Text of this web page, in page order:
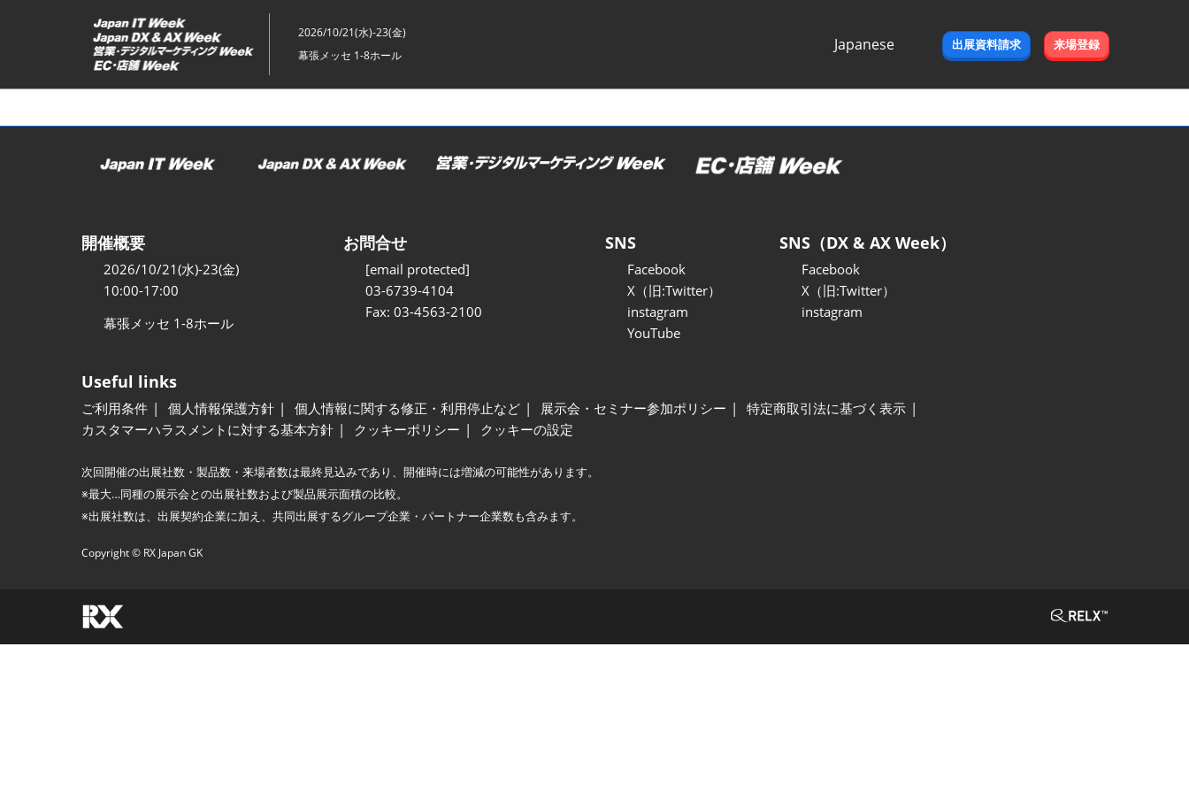
ッ
2026/10/21(水)-23(金)
幕張メッセ 1-8ホール
Japanese
出展資料請求 来場登録
開催概要
2026/10/21(水)-23(金)
10:00-17:00
幕張メッセ 1-8ホール
お問合せ
[email protected]
03-6739-4104
Fax: 03-4563-2100
SNS
Facebook
X（旧:Twitter）
instagram
YouTube
SNS（DX & AX Week）
Facebook
X（旧:Twitter）
instagram
Useful links
ご利用条件 個人情報保護方針 個人情報に関する修正・利用停止など 展示会・セミナー参加ポリシー
特定商取引法に基づく表示
カスタマーハラスメントに対する基本方針
クッキーポリシー クッキーの設定
次回開催の出展社数・製品数・来場者数は最終見込みであり、開催時には増減の可能性があります。
※最大…同種の展示会との出展社数および製品展示面積の比較。
※出展社数は、出展契約企業に加え、共同出展するグループ企業・パートナー企業数も含みます。
Copyright © RX Japan GK